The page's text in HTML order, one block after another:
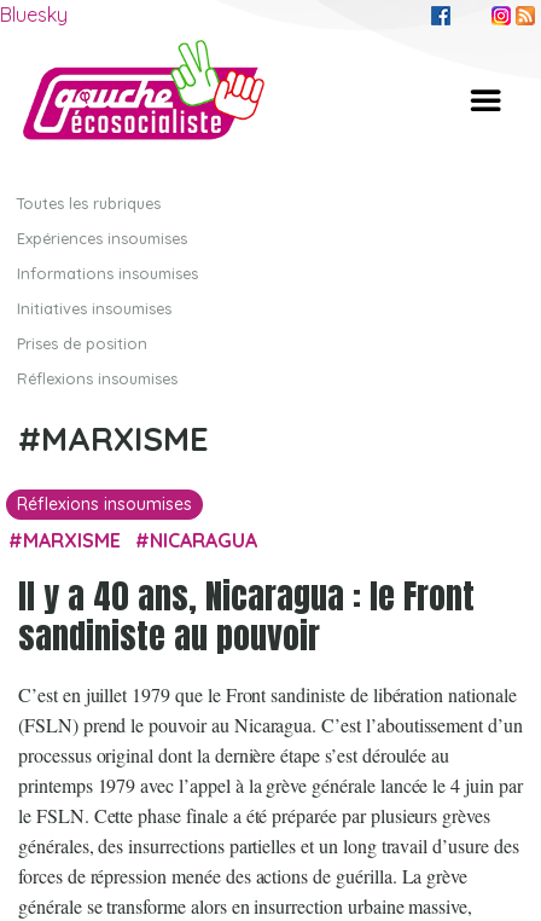
Bluesky
Toutes les rubriques
Expériences insoumises
Informations insoumises
Initiatives insoumises
Prises de position
Réflexions insoumises
MARXISME
Réflexions insoumises
MARXISME NICARAGUA
Il y a 40 ans, Nicaragua : le Front
sandiniste au pouvoir
C’est en juillet 1979 que le Front sandiniste de libération nationale
(FSLN) prend le pouvoir au Nicaragua. C’est l’aboutissement d’un
processus original dont la dernière étape s’est déroulée au
printemps 1979 avec l’appel à la grève générale lancée le 4 juin par
le FSLN. Cette phase finale a été préparée par plusieurs grèves
générales, des insurrections partielles et un long travail d’usure des
forces de répression menée des actions de guérilla. La grève
générale se transforme alors en insurrection urbaine massive,